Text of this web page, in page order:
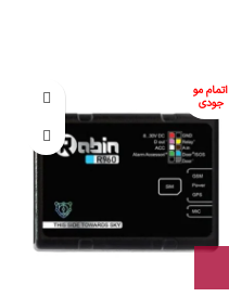
اتمام مو
جودی